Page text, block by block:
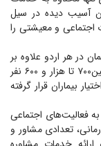
آسیب دیده در سیل
اجتماعی و معیشتی را
در هر اردو علاوه بر
ارائه خدمات متنوع پزشکی رایگان به طور میانگین بین۷۰۰ تا هزار و ۶۰۰ نفر
بیماران قرار گرفته
فعالیت‌های اجتماعی
تعدادی مشاور و